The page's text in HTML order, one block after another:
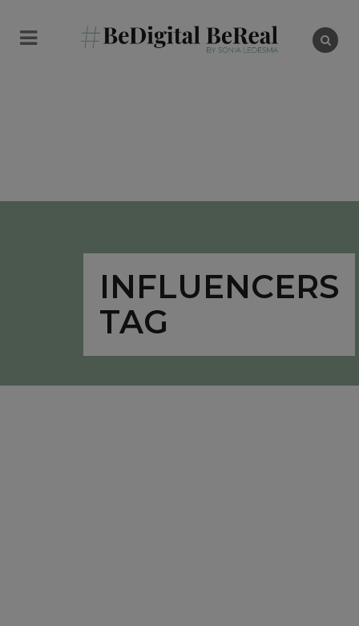
INFLUENCERS
TAG